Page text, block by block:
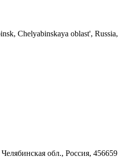
Chelyabinskaya oblast', Russia,
обл., Россия, 456659